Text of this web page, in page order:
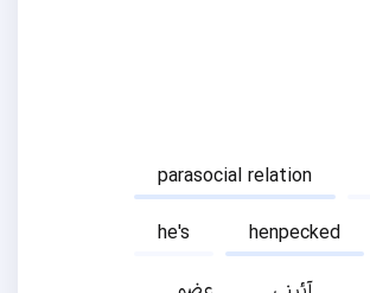
parasocial relation
he's
henpecked